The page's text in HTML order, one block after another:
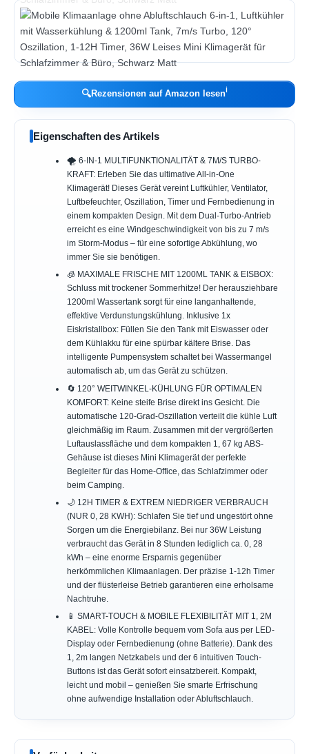
🔍Rezensionen auf Amazon lesenℹ︎
Eigenschaften des Artikels
🌪️ 6-IN-1 MULTIFUNKTIONALITÄT & 7M/S TURBO-
KRAFT: Erleben Sie das ultimative All-in-One
Klimagerät! Dieses Gerät vereint Luftkühler, Ventilator,
Luftbefeuchter, Oszillation, Timer und Fernbedienung in
einem kompakten Design. Mit dem Dual-Turbo-Antrieb
erreicht es eine Windgeschwindigkeit von bis zu 7 m/s
im Storm-Modus – für eine sofortige Abkühlung, wo
immer Sie sie benötigen.
🧊 MAXIMALE FRISCHE MIT 1200ML TANK & EISBOX:
Schluss mit trockener Sommerhitze! Der herausziehbare
1200ml Wassertank sorgt für eine langanhaltende,
effektive Verdunstungskühlung. Inklusive 1x
Eiskristallbox: Füllen Sie den Tank mit Eiswasser oder
dem Kühlakku für eine spürbar kältere Brise. Das
intelligente Pumpensystem schaltet bei Wassermangel
automatisch ab, um das Gerät zu schützen.
🔄 120° WEITWINKEL-KÜHLUNG FÜR OPTIMALEN
KOMFORT: Keine steife Brise direkt ins Gesicht. Die
automatische 120-Grad-Oszillation verteilt die kühle Luft
gleichmäßig im Raum. Zusammen mit der vergrößerten
Luftauslassfläche und dem kompakten 1, 67 kg ABS-
Gehäuse ist dieses Mini Klimagerät der perfekte
Begleiter für das Home-Office, das Schlafzimmer oder
beim Camping.
🌙 12H TIMER & EXTREM NIEDRIGER VERBRAUCH
(NUR 0, 28 KWH): Schlafen Sie tief und ungestört ohne
Sorgen um die Energiebilanz. Bei nur 36W Leistung
verbraucht das Gerät in 8 Stunden lediglich ca. 0, 28
kWh – eine enorme Ersparnis gegenüber
herkömmlichen Klimaanlagen. Der präzise 1-12h Timer
und der flüsterleise Betrieb garantieren eine erholsame
Nachtruhe.
📱 SMART-TOUCH & MOBILE FLEXIBILITÄT MIT 1, 2M
KABEL: Volle Kontrolle bequem vom Sofa aus per LED-
Display oder Fernbedienung (ohne Batterie). Dank des
1, 2m langen Netzkabels und der 6 intuitiven Touch-
Buttons ist das Gerät sofort einsatzbereit. Kompakt,
leicht und mobil – genießen Sie smarte Erfrischung
ohne aufwendige Installation oder Abluftschlauch.